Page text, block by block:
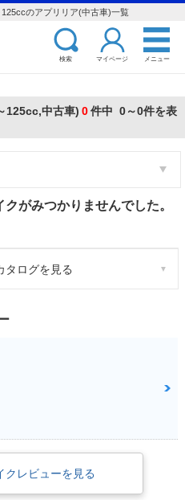
のアプリリア(中古車)一覧
検索 マイページ メニュー
125cc,中古車) 0件中 0～0件を表
がみつかりませんでした。
タログを見る
クレビューを見る